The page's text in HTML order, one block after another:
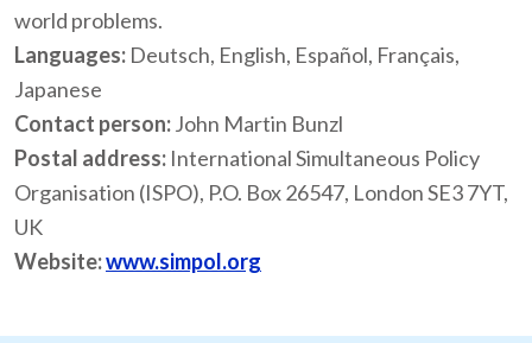
world problems.
Languages: Deutsch, English, Español, Français,
Japanese
Contact person:John Martin Bunzl
Postal address: International Simultaneous Policy
Organisation (ISPO), P.O. Box 26547, London SE3 7YT,
UK
Website:www.simpol.org